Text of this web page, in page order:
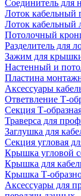
Соединитель для
Лоток кабельный
Лоток кабельный
Потолочный
Разделитель для
Зажим для
Настенный и
Пластина
Аксессуары
Ответвление Т-
Секция Т-
Траверса для
Заглушка для
Секция угловая
Крышка угловой
Крышка для
Крышка Т-
Аксессуары для